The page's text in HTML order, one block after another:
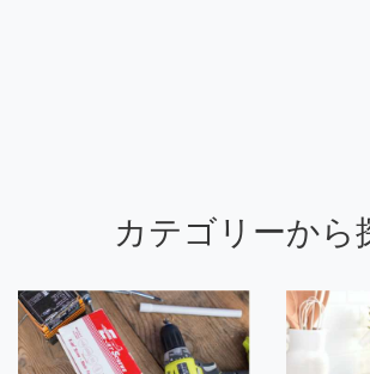
カテゴリーから